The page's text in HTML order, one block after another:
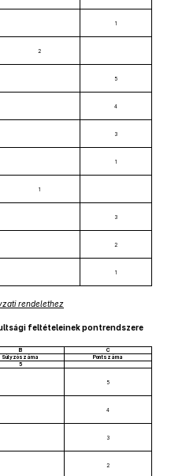
1
2
5
4
3
1
1
3
2
1
rendelethez
feltételeinek pontrendszere
B
C
Súlyzószáma
Pontszáma
5
5
4
3
2